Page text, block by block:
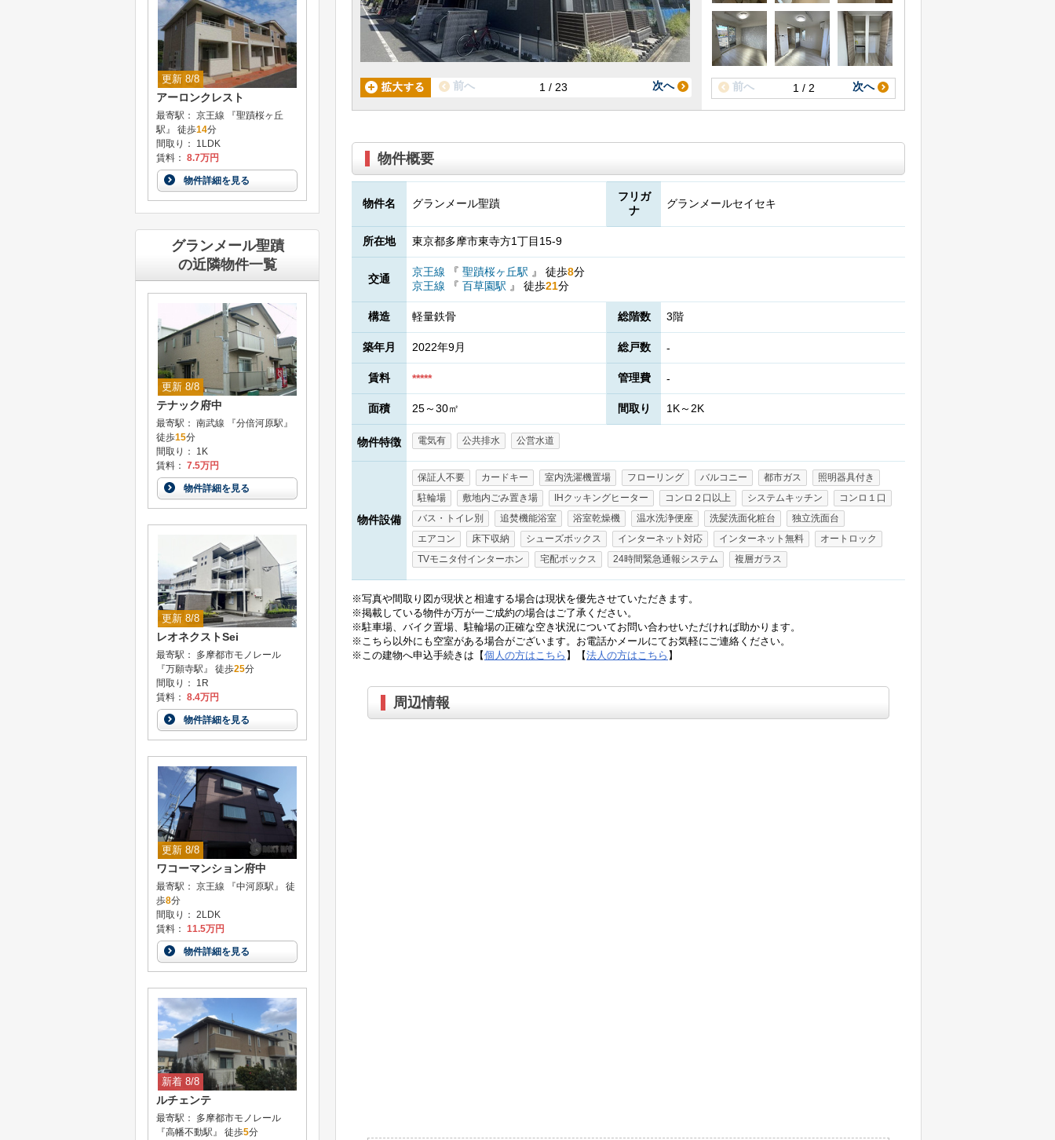
1 / 23
前へ 次へ 1 / 2
前へ 次へ
物件概要
物件名 グランメール聖蹟
フリガ
ナ
グランメールセイセキ
所在地 東京都多摩市東寺方1丁目15-9
交通
京王線 『 聖蹟桜ヶ丘駅 』 徒歩8分
京王線
『 百草園駅 』 徒歩21分
構造 軽量鉄骨 総階数 3階
築年月 2022年9月 総戸数 -
賃料 ***** 管理費 -
面積 25～30㎡ 間取り 1K～2K
物件特徴 電気有 公共排水 公営水道
物件設備
保証人不要 カードキー 室内洗濯機置場 フローリング バルコニー 都市ガス
照明器具付き
駐輪場
敷地内ごみ置き場 IHクッキングヒーター コンロ２口以上 システムキッチン
コンロ１口
バス・トイレ別
追焚機能浴室 浴室乾燥機 温水洗浄便座 洗髪洗面化粧台
独立洗面台
エアコン
床下収納 シューズボックス インターネット対応 インターネット無料
オートロック
TVモニタ付インターホン
宅配ボックス 24時間緊急通報システム 複層ガラス
※写真や間取り図が現状と相違する場合は現状を優先させていただきます。
※掲載している物件が万が一ご成約の場合はご了承ください。
※駐車場、バイク置場、駐輪場の正確な空き状況についてお問い合わせいただければ助かります。
※こちら以外にも空室がある場合がございます。お電話かメールにてお気軽にご連絡ください。
※この建物へ申込手続きは【個人の方はこちら 】【法人の方はこちら 】
周辺情報
更新 8/8
アーロンクレスト
最寄駅： 京王線 『聖蹟桜ヶ丘
駅』 徒歩14分
間取り： 1LDK
賃料： 8.7万円
物件詳細を見る
グランメール聖蹟
の近隣物件一覧
更新 8/8
テナック府中
最寄駅： 南武線 『分倍河原駅』
徒歩15分
間取り： 1K
賃料： 7.5万円
物件詳細を見る
更新 8/8
レオネクストSei
最寄駅： 多摩都市モノレール
『万願寺駅』 徒歩25分
間取り： 1R
賃料： 8.4万円
物件詳細を見る
更新 8/8
ワコーマンション府中
最寄駅： 京王線 『中河原駅』 徒
歩8分
間取り： 2LDK
賃料： 11.5万円
物件詳細を見る
新着 8/8
ルチェンテ
最寄駅： 多摩都市モノレール
『高幡不動駅』 徒歩5分